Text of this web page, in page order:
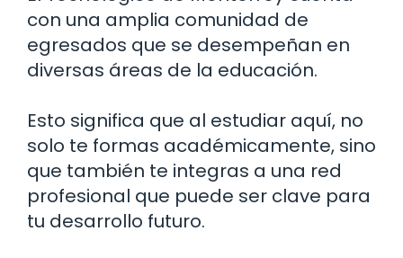
con una amplia comunidad de
egresados que se desempeñan en
diversas áreas de la educación.
Esto significa que al estudiar aquí, no
solo te formas académicamente, sino
que también te integras a una red
profesional que puede ser clave para
tu desarrollo futuro.